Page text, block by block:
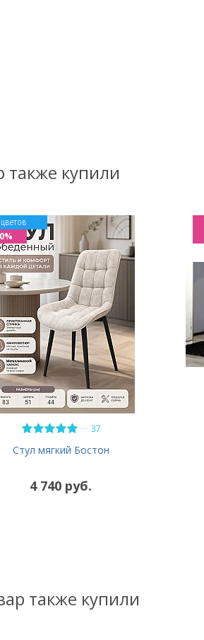
также купили
— 37
Стул мягкий Бостон
4 740 руб.
также купили